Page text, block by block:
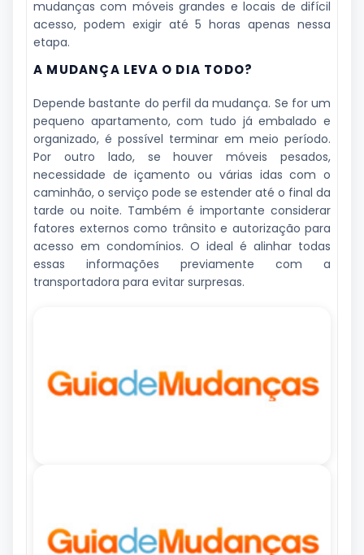
mudanças com móveis grandes e locais de difícil
acesso, podem exigir até 5 horas apenas nessa
etapa.
A MUDANÇA LEVA O DIA TODO?
Depende bastante do perfil da mudança. Se for um
pequeno apartamento, com tudo já embalado e
organizado, é possível terminar em meio período.
Por outro lado, se houver móveis pesados,
necessidade de içamento ou várias idas com o
caminhão, o serviço pode se estender até o final da
tarde ou noite. Também é importante considerar
fatores externos como trânsito e autorização para
acesso em condomínios. O ideal é alinhar todas
essas informações previamente com a
transportadora para evitar surpresas.